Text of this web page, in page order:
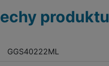
produktu
GGS40222ML